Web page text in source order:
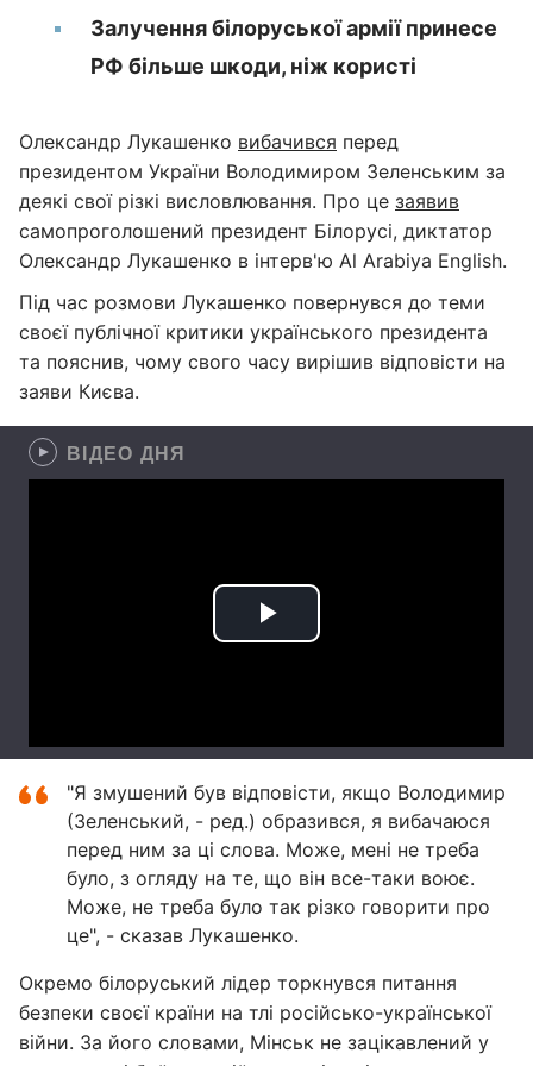
Залучення білоруської армії принесе
РФ більше шкоди, ніж користі
Олександр Лукашенко вибачився перед
президентом України Володимиром Зеленським за
деякі свої різкі висловлювання. Про це заявив
самопроголошений президент Білорусі, диктатор
Олександр Лукашенко в інтерв'ю Al Arabiya English.
Під час розмови Лукашенко повернувся до теми
своєї публічної критики українського президента
та пояснив, чому свого часу вирішив відповісти на
заяви Києва.
ВІДЕО ДНЯ
"Я змушений був відповісти, якщо Володимир
(Зеленський, - ред.) образився, я вибачаюся
перед ним за ці слова. Може, мені не треба
було, з огляду на те, що він все-таки воює.
Може, не треба було так різко говорити про
це", - сказав Лукашенко.
Окремо білоруський лідер торкнувся питання
безпеки своєї країни на тлі російсько-української
війни. За його словами, Мінськ не зацікавлений у